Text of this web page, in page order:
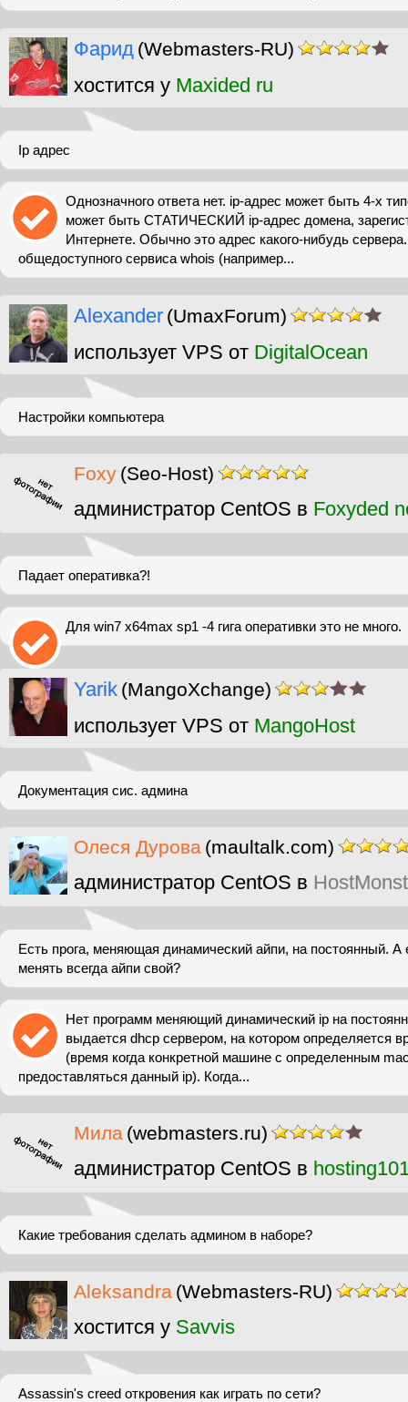
Фарид (Webmasters-RU)
хостится у Maxided ru
Ip адрес
Однозначного ответа нет. ip-адрес может быть 4-х
может быть СТАТИЧЕСКИЙ ip-адрес домена,
Интернете. Обычно это адрес какого-нибудь
общедоступного сервиса whois (например...
Alexander (UmaxForum)
использует VPS от DigitalOcean
Настройки компьютера
Foxy (Seo-Host)
администратор CentOS в Foxyded
Падает оперативка?!
Для win7 x64max sp1 -4 гига оперативки это не много.
Yarik (MangoXchange)
использует VPS от MangoHost
Документация сис. админа
Олеся Дурова (maultalk.com)
администратор CentOS в
Есть прога, меняющая динамический айпи, на постоянный. А
менять всегда айпи свой?
Нет программ меняющий динамический ip на
выдается dhcp сервером, на котором определяется
(время когда конкретной машине с определенным
предоставляться данный ip). Когда...
Мила (webmasters.ru)
администратор CentOS в
Какие требования сделать админом в наборе?
Aleksandra (Webmasters-RU)
хостится у Savvis
Assassin's creed откровения как играть по сети?